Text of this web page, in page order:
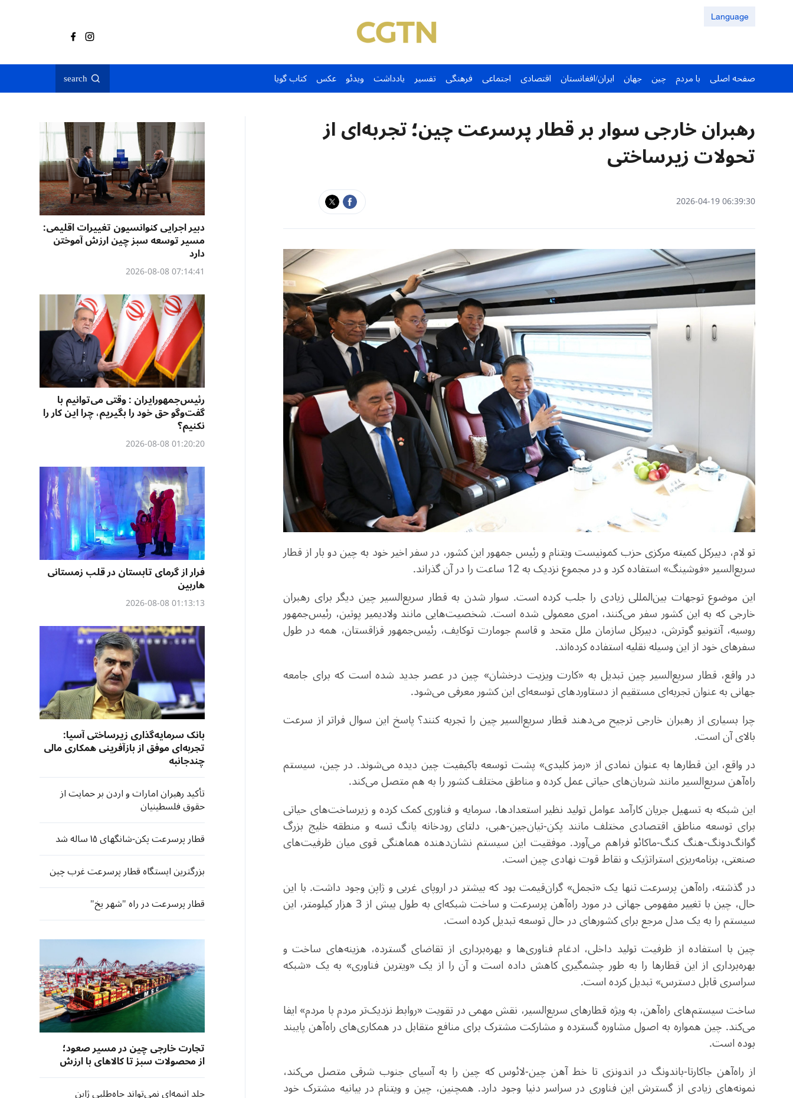
Language
صفحه اصلی با مردم چین جهان ایران/افغانستان اقتصادی اجتماعی فرهنگی تفسیر یادداشت ویدئو عکس کتاب گویا search
رهبران خارجی سوار بر قطار پرسرعت چین؛ تجربه‌ای از
تحولات زیرساختی
06:39:30 2026-04-19
تو لام، دبیرکل کمیته مرکزی حزب کمونیست ویتنام و رئیس جمهور این کشور، در سفر اخیر خود به چین دو بار از قطار
سریع‌السیر «فوشینگ» استفاده کرد و در مجموع نزدیک به 12 ساعت را در آن گذراند.
این موضوع توجهات بین‌المللی زیادی را جلب کرده است. سوار شدن به قطار سریع‌السیر چین دیگر برای رهبران
خارجی که به این کشور سفر می‌کنند، امری معمولی شده است. شخصیت‌هایی مانند ولادیمیر پوتین، رئیس‌جمهور
روسیه، آنتونیو گوترش، دبیرکل سازمان ملل متحد و قاسم جومارت توکایف، رئیس‌جمهور قزاقستان، همه در طول
سفرهای خود از این وسیله نقلیه استفاده کرده‌اند.
در واقع، قطار سریع‌السیر چین تبدیل به «کارت ویزیت درخشان» چین در عصر جدید شده است که برای جامعه
جهانی به عنوان تجربه‌ای مستقیم از دستاوردهای توسعه‌ای این کشور معرفی می‌شود.
چرا بسیاری از رهبران خارجی ترجیح می‌دهند قطار سریع‌السیر چین را تجربه کنند؟ پاسخ این سوال فراتر از سرعت
بالای آن است.
در واقع، این قطارها به عنوان نمادی از «رمز کلیدی» پشت توسعه باکیفیت چین دیده می‌شوند. در چین، سیستم
راه‌آهن سریع‌السیر مانند شریان‌های حیاتی عمل کرده و مناطق مختلف کشور را به هم متصل می‌کند.
این شبکه به تسهیل جریان کارآمد عوامل تولید نظیر استعدادها، سرمایه و فناوری کمک کرده و زیرساخت‌های حیاتی
برای توسعه مناطق اقتصادی مختلف مانند پکن-تیان‌جین-هبی، دلتای رودخانه یانگ تسه و منطقه خلیج بزرگ
گوانگ‌دونگ-هنگ کنگ-ماکائو فراهم می‌آورد. موفقیت این سیستم نشان‌دهنده هماهنگی قوی میان ظرفیت‌های
صنعتی، برنامه‌ریزی استراتژیک و نقاط قوت نهادی چین است.
در گذشته، راه‌آهن پرسرعت تنها یک «تجمل» گران‌قیمت بود که بیشتر در اروپای غربی و ژاپن وجود داشت. با این
حال، چین با تغییر مفهومی جهانی در مورد راه‌آهن پرسرعت و ساخت شبکه‌ای به طول بیش از 3 هزار کیلومتر، این
سیستم را به یک مدل مرجع برای کشورهای در حال توسعه تبدیل کرده است.
چین با استفاده از ظرفیت تولید داخلی، ادغام فناوری‌ها و بهره‌برداری از تقاضای گسترده، هزینه‌های ساخت و
بهره‌برداری از این قطارها را به طور چشمگیری کاهش داده است و آن را از یک «ویترین فناوری» به یک «شبکه
سراسری قابل دسترس» تبدیل کرده است.
ساخت سیستم‌های راه‌آهن، به ‌ویژه قطارهای سریع‌السیر، نقش مهمی در تقویت «روابط نزدیک‌تر مردم با مردم» ایفا
می‌کند. چین همواره به اصول مشاوره گسترده و مشارکت مشترک برای منافع متقابل در همکاری‌های راه‌آهن پایبند
بوده است.
از راه‌آهن جاکارتا-باندونگ در اندونزی تا خط آهن چین-لائوس که چین را به آسیای جنوب شرقی متصل می‌کند،
نمونه‌های زیادی از گسترش این فناوری در سراسر دنیا وجود دارد. همچنین، چین و ویتنام در بیانیه مشترک خود
دبیر اجرایی کنوانسیون تغییرات اقلیمی:
مسیر توسعه سبز چین ارزش آموختن
دارد
07:14:41 2026-08-08
رئیس‌جمهورایران : وقتی می‌توانیم با
گفت‌وگو حق خود را بگیریم، چرا این کار را
نکنیم؟
01:20:20 2026-08-08
فرار از گرمای تابستان در قلب زمستانی
هاربین
01:13:13 2026-08-08
بانک سرمایه‌گذاری زیرساختی آسیا:
تجربه‌ای موفق از بازآفرینی همکاری مالی
چندجانبه
تأکید رهبران امارات و اردن بر حمایت از
حقوق فلسطینیان
قطار پرسرعت پکن-شانگهای ۱۵ ساله شد
بزرگترین ایستگاه قطار پرسرعت غرب چین
قطار پرسرعت در راه "شهر یخ"
تجارت خارجی چین در مسیر صعود؛
از محصولات سبز تا کالاهای با ارزش
افزوده
جلد انیمه‌ای نمی‌تواند جاه‌طلبی ژاپن